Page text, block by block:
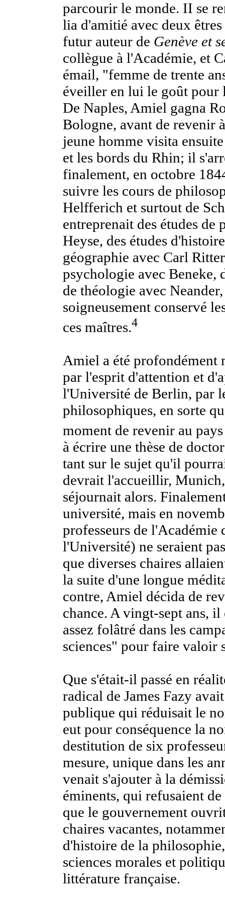
parcourir le monde. II se
lia d'amitié avec deux
futur auteur de Genève et
collègue à l'Académie, et
émail, "femme de trente
éveiller en lui le goût pour
De Naples, Amiel gagna
Bologne, avant de revenir
jeune homme visita
et les bords du Rhin; il
finalement, en octobre
suivre les cours de
Helfferich et surtout de
entreprenait des études
Heyse, des études
géographie avec Carl
psychologie avec Beneke,
de théologie avec
soigneusement conservé
ces maîtres.4
Amiel a été profondément
par l'esprit d'attention et
l'Université de Berlin, par
philosophiques, en sorte
moment de revenir au
à écrire une thèse de
tant sur le sujet qu'il
devrait l'accueillir,
séjournait alors.
université, mais en
professeurs de l'Académie
l'Université) ne seraient
que diverses chaires
la suite d'une longue
contre, Amiel décida de
chance. A vingt-sept ans,
assez folâtré dans les
sciences" pour faire valoir
Que s'était-il passé en
radical de James Fazy
publique qui réduisait le
eut pour conséquence la
destitution de six
mesure, unique dans les
venait s'ajouter à la
éminents, qui refusaient
que le gouvernement
chaires vacantes,
d'histoire de la
sciences morales et
littérature française.